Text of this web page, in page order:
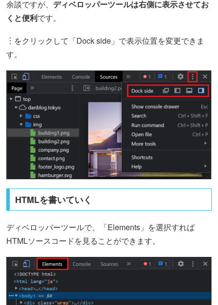
余談ですが、 ディベロッパーツールは右側に表示させてお
くと便利です。
︙をクリックして「Dock side」で表示位置を変更できま
す。
HTMLを書いていく
ディベロッパーツールで、「Elements」を選択すれば
HTMLソースコードを見ることができます。